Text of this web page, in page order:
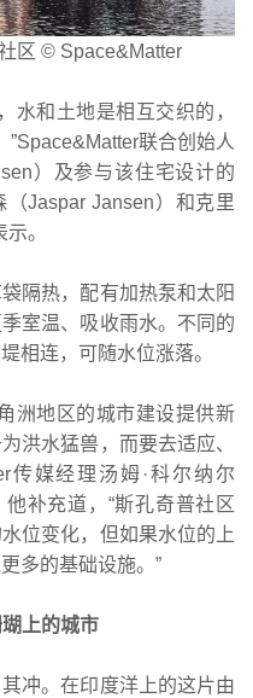
区 © Space&Matter
水和土地是相互交织的，
”Space&Matter联合创始人
）及参与该住宅设计的
Jaspar Jansen）和克里
。
隔热，配有加热泵和太阳
室温、吸收雨水。不同的
相连，可随水位涨落。
洲地区的城市建设提供新
洪水猛兽，而要去适应、
传媒经理汤姆·科尔纳尔
他补充道，“斯孔奇普社区
位变化，但如果水位的上
多的基础设施。”
上的城市
冲。在印度洋上的这片由